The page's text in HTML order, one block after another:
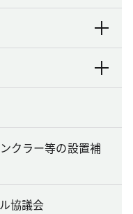
クラー等の設置補
協議会